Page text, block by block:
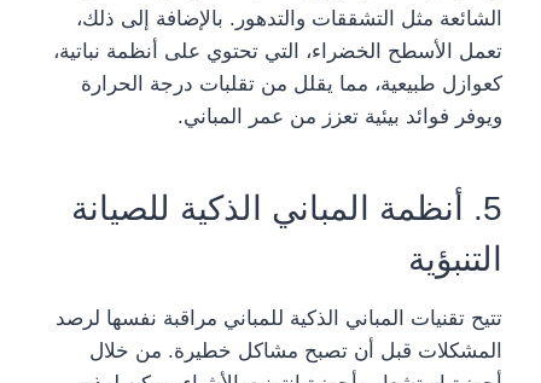
الشائعة مثل التشققات والتدهور. بالإضافة إلى ذلك،
تعمل الأسطح الخضراء، التي تحتوي على أنظمة نباتية،
كعوازل طبيعية، مما يقلل من تقلبات درجة الحرارة
ويوفر فوائد بيئية تعزز من عمر المباني.
5. أنظمة المباني الذكية للصيانة
التنبؤية
تتيح تقنيات المباني الذكية للمباني مراقبة نفسها لرصد
المشكلات قبل أن تصبح مشاكل خطيرة. من خلال